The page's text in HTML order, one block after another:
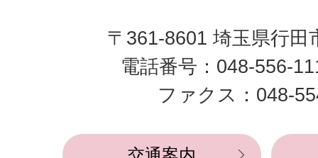
市
役
所
〒361-8601 埼玉県行田
電話番号：048-556-
ファクス：048-